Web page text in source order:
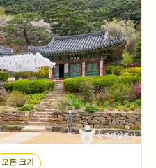
모든 크기